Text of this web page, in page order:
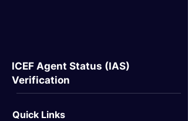
ICEF Agent Status (IAS)
Verification
Quick Links